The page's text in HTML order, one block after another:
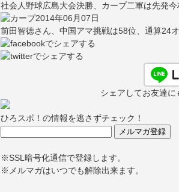
社会人野球広島大会決勝、カープ二軍は先発今
2014年06月07日
前田智徳さん、中国アマ挑戦は58位、通算24オ
シェアしてお友達に
ひろスポ！の情報を逃さずチェック！
※SSL暗号化通信で登録します。
※メルマガはいつでも解除出来ます。